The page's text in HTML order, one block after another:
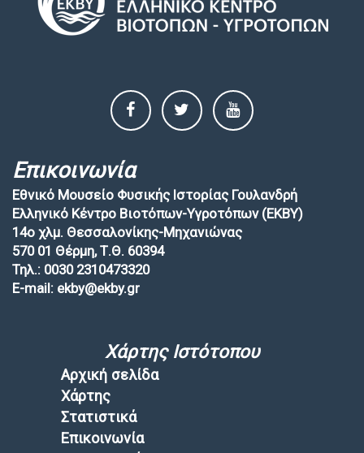
Επικοινωνία
Εθνικό Μουσείο Φυσικής Ιστορίας Γουλανδρή
Ελληνικό Κέντρο Βιοτόπων-Υγροτόπων (EKBY)
14ο χλμ. Θεσσαλονίκης-Μηχανιώνας
570 01 Θέρμη, Τ.Θ. 60394
Τηλ.: 0030 2310473320
E-mail: ekby@ekby.gr
Χάρτης Ιστότοπου
Αρχική σελίδα
Χάρτης
Στατιστικά
Επικοινωνία